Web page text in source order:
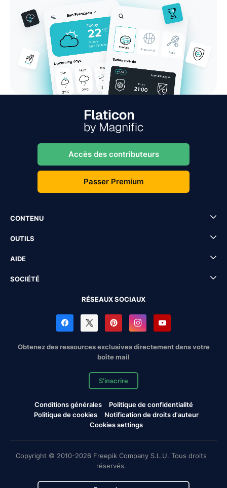
Accès des contributeurs
Passer Premium
CONTENU
OUTILS
AIDE
SOCIÉTÉ
RÉSEAUX SOCIAUX
Obtenez des ressources exclusives directement dans votre
boîte mail
S'inscrire
Conditions générales
Politique de confidentialité
Politique de cookies
Notification de droits d'auteur
Cookies settings
Copyright © 2010-2026 Freepik Company S.L.U. Tous droits
réservés.